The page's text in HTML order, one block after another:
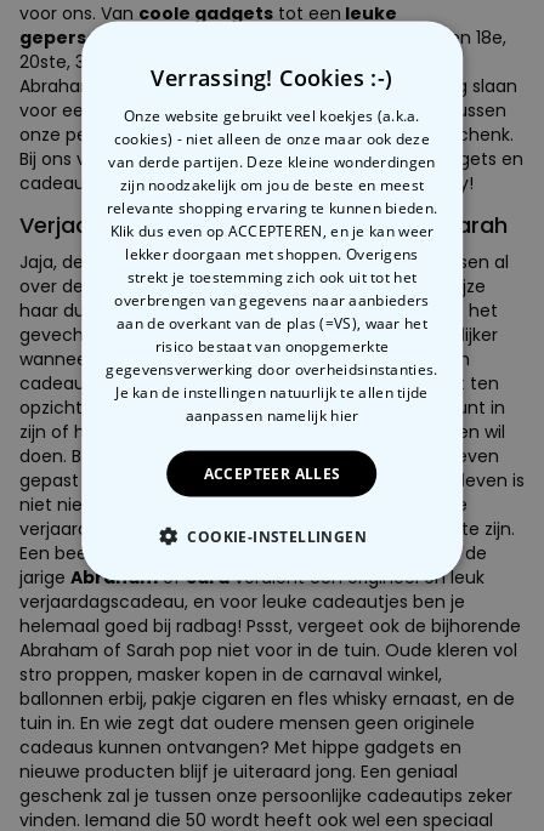
voor ons. Van coole gadgets tot een leuke
gepersonaliseerde poster
voor de jarige. Voor een 18e,
20ste, 30ste, 40ste verjaardag of een 50ste
Abraham/Sarah verjaardag, bij ons kan je vast je slag slaan
voor een leuk verjaardagscadeau. Neem een kijkje tussen
onze persoonlijke cadeautips voor het perfecte geschenk.
Bij ons vind je meer dan 1000 originele cadeaus, gadgets en
cadeautjes voor een vriendelijke prijs. Happy birthday!
Verjaardag 50 jaar, ofwel Abraham en Sarah
Jaja, de beruchte 50ste verjaardag. Men is ondertussen al
over de fleur van zijn of haar leven, het inmiddels grijze
haar dunt nog wat verder uit, en elke ochtend wordt het
gevecht tegen de zwaartekracht moeilijker en moeilijker
wanneer men uit bed strompelt. Oud worden is geen
cadeau. Hoewel. Zoveel erger is het nu ook weer niet ten
opzichte van de 49ste birthday. En men is op een punt in
zijn of haar leven dat men eindelijk kan doen wat men wil
doen. Best leuk, toch? Oké, laten we die verjaardag even
gepast vieren. Een halve eeuw op deze aardbol overleven is
niet niets! Leuke verjaardagscadeaus voor een 50ste
verjaardag horen dan ook net dat tikkeltje specialer te zijn.
Een beetje verfijnder, gesofisticeerder... Maar vooral, de
jarige AbrahamofSaraverdient een origineel en leuk
verjaardagscadeau, en voor leuke cadeautjes ben je
helemaal goed bij radbag! Pssst, vergeet ook de bijhorende
Abraham of Sarah pop niet voor in de tuin. Oude kleren vol
stro proppen, masker kopen in de carnaval winkel,
ballonnen erbij, pakje cigaren en fles whisky ernaast, en de
tuin in. En wie zegt dat oudere mensen geen originele
cadeaus kunnen ontvangen? Met hippe gadgets en
nieuwe producten blijf je uiteraard jong. Een geniaal
geschenk zal je tussen onze persoonlijke cadeautips zeker
vinden. Iemand die 50 wordt heeft ook wel een speciaal
Verrassing! Cookies :-)
Onze website gebruikt veel koekjes (a.k.a.
cookies) - niet alleen de onze maar ook deze
van derde partijen. Deze kleine wonderdingen
zijn noodzakelijk om jou de beste en meest
relevante shopping ervaring te kunnen bieden.
Klik dus even op ACCEPTEREN, en je kan weer
lekker doorgaan met shoppen. Overigens
strekt je toestemming zich ook uit tot het
overbrengen van gegevens naar aanbieders
aan de overkant van de plas (=VS), waar het
risico bestaat van onopgemerkte
gegevensverwerking door overheidsinstanties.
Je kan de instellingen natuurlijk te allen tijde
aanpassen namelijk hier
ACCEPTEER ALLES
COOKIE-INSTELLINGEN
NOODZAKELIJK
PERFORMANCE
MARKETING OVERIGE